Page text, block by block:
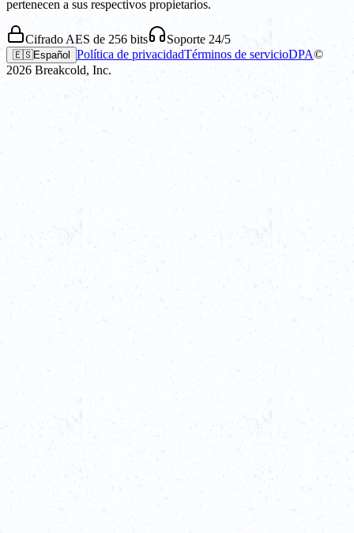
pertenecen a sus respectivos propietarios.
Cifrado AES de 256 bits Soporte 24/5
🇪🇸Español Política de privacidadTérminos de servicioDPA©
2026 Breakcold, Inc.